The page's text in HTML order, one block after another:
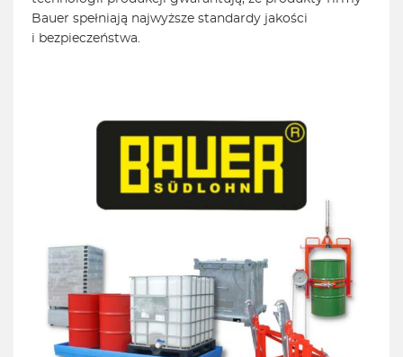
Bauer spełniają najwyższe standardy jakości
i bezpieczeństwa.